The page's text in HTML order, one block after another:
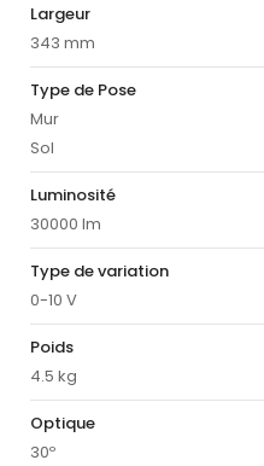
Largeur
343 mm
Type de Pose
Mur
Sol
Luminosité
30000 lm
Type de variation
0-10 V
Poids
4.5 kg
Optique
30º